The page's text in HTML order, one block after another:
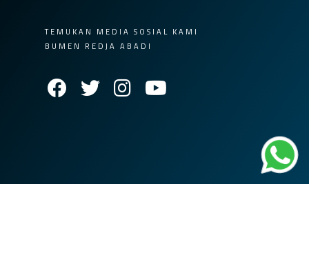
TEMUKAN MEDIA SOSIAL KAMI
BUMEN REDJA ABADI